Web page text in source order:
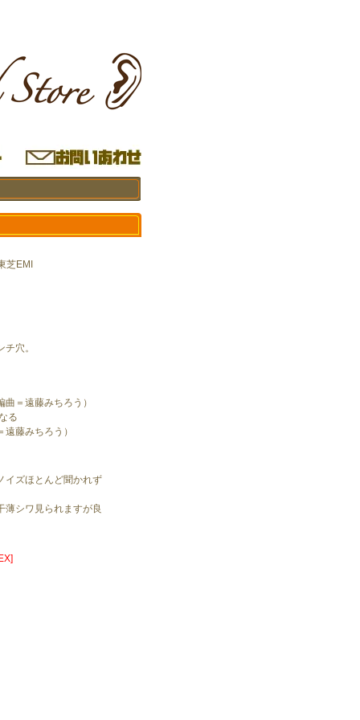
芝EMI
穴。
曲＝遠藤みちろう）
る
遠藤みちろう）
イズほとんど聞かれず
薄シワ見られますが良